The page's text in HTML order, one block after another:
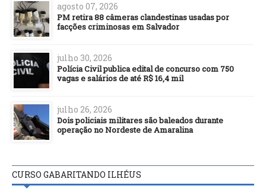
agosto 07, 2026
PM retira 88 câmeras clandestinas usadas por
facções criminosas em Salvador
julho 30, 2026
Polícia Civil publica edital de concurso com 750
vagas e salários de até R$ 16,4 mil
julho 26, 2026
Dois policiais militares são baleados durante
operação no Nordeste de Amaralina
CURSO GABARITANDO ILHÉUS